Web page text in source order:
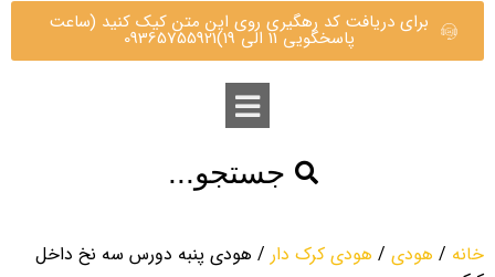
برای دریافت کد رهگیری روی این متن کیک کنید (ساعت
پاسخگویی 11 الی 19)09365755921
جستجو...
خانه / هودی / هودی کرک دار / هودی پنبه دورس سه نخ داخل